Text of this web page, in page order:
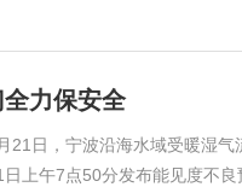
力保安全
21日，宁波沿海水域受暖湿
日上午7点50分发布能见度不